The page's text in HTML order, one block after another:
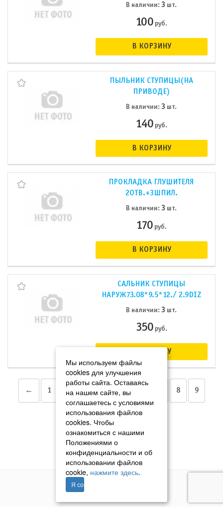
В наличии:3 шт.
100руб.
В КОРЗИНУ
ПЫЛЬНИК СТУПИЦЫ(НА
ПРИВОДЕ)
В наличии:3 шт.
140руб.
В КОРЗИНУ
ПРОКЛАДКА ГЛУШИТЕЛЯ
2ОТВ.+3ШПИЛ.
В наличии:3 шт.
170руб.
В КОРЗИНУ
САЛЬНИК СТУПИЦЫ
НАРУЖ73.08*9.5*12./ 2.9DIZ
В наличии:3 шт.
350руб.
В КОРЗИНУ
← 1 2 3 4 5 8 9
© 2011–2026 «Томавтотрейд»
Мы используем файлы
cookies для улучшения
работы сайта. Оставаясь
на нашем сайте, вы
соглашаетесь с условиями
использования файлов
cookies. Чтобы
ознакомиться с нашими
Положениями о
конфиденциальности и об
использовании файлов
cookie, нажмите здесь.
Я согласен